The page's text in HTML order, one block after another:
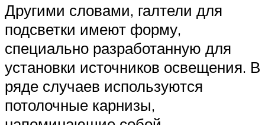
Другими словами, галтели для
подсветки имеют форму,
специально разработанную для
установки источников освещения. В
ряде случаев используются
потолочные карнизы,